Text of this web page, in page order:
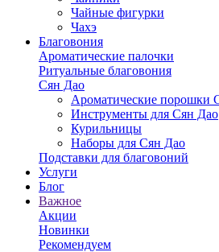
Чайные фигурки
Чахэ
Благовония
Ароматические палочки
Ритуальные благовония
Сян Дао
Ароматические порошки
Инструменты для Сян Дао
Курильницы
Наборы для Сян Дао
Подставки для благовоний
Услуги
Блог
Важное
Акции
Новинки
Рекомендуем